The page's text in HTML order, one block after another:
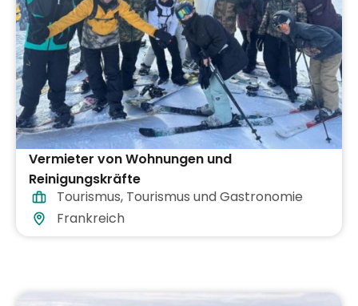
Vermieter von Wohnungen und
Reinigungskräfte
Tourismus, Tourismus und Gastronomie
Frankreich